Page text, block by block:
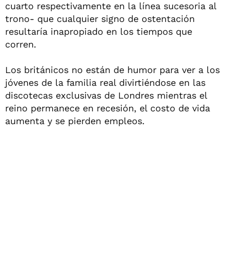
cuarto respectivamente en la línea sucesoria al
trono- que cualquier signo de ostentación
resultaría inapropiado en los tiempos que
corren.
Los británicos no están de humor para ver a los
jóvenes de la familia real divirtiéndose en las
discotecas exclusivas de Londres mientras el
reino permanece en recesión, el costo de vida
aumenta y se pierden empleos.